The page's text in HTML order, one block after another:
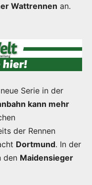
Wattrennen an.
Serie in der
kann mehr
der Rennen
Dortmund. In der
den Maidensieger